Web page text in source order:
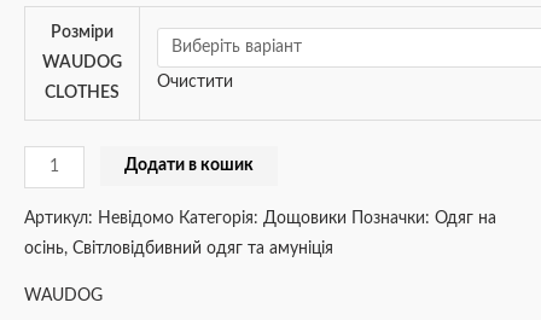
Розміри
WAUDOG
CLOTHES
Очистити
Додати в кошик
Артикул: Невідомо Категорія: Дощовики Позначки: Одяг на
осінь, Світловідбивний одяг та амуніція
WAUDOG